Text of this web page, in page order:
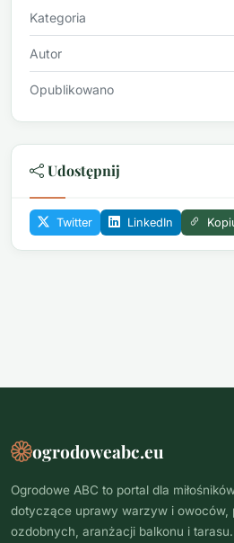
Kategoria
Autor
Opublikowano
Udostępnij
Twitter LinkedIn
ogrodoweabc.eu
Ogrodowe ABC to portal dla
dotyczące uprawy warzyw i owoców,
ozdobnych, aranżacji balkonu i